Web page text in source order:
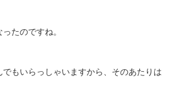
たのですね。
でもいらっしゃいますから、そのあたりは